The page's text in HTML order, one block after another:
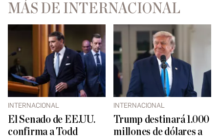
MÁS DE INTERNACIONAL
INTERNACIONAL
El Senado de EE.UU.
confirma a Todd
INTERNACIONAL
Trump destinará 1.000
millones de dólares a